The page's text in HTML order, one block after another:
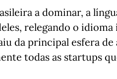
a dominar, a
relegando o idioma
da principal esfera
todas as startups